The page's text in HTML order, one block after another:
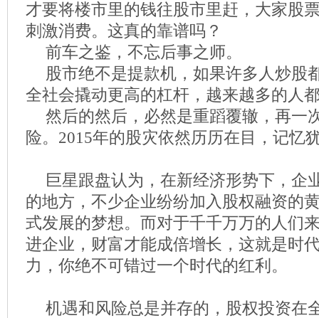
才要将楼市里的钱往股市里赶，大家股
刺激消费。这真的靠谱吗？
前车之鉴，不忘后事之师。
股市绝不是提款机，如果许多人炒股
全社会撬动更高的杠杆，越来越多的人
然后的然后，必然是重蹈覆辙，再一
险。2015年的股灾依然历历在目，记忆
巨星跟盘认为，在新经济形势下，企
的地方，不少企业纷纷加入股权融资的
式发展的梦想。而对于千千万万的人们
进企业，财富才能成倍增长，这就是时
力，你绝不可错过一个时代的红利。
机遇和风险总是并存的，股权投资在